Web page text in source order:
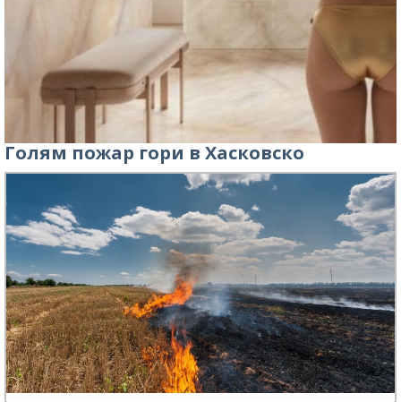
Голям пожар гори в Хасковско